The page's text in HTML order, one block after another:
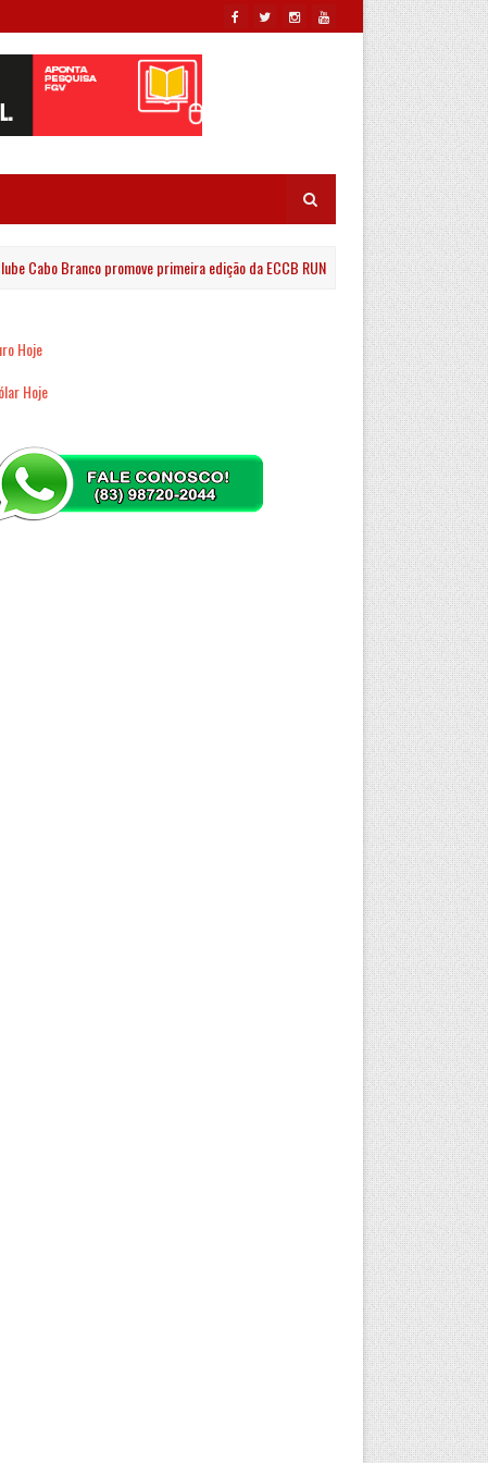
Cabo Branco promove primeira edição da ECCB RUN com percursos de 5 km e 10
Hoje
Hoje